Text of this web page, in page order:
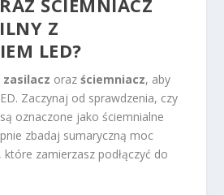
Z
LED?
zasilacz orazściemniacz, aby
Zaczynaj od sprawdzenia, czy
oznaczone jako ściemnialne
zbadaj sumaryczną moc
zamierzasz podłączyć do